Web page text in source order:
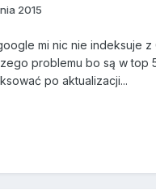
2015
mi nic nie indeksuje z
problemu bo są w top
po aktualizacji...